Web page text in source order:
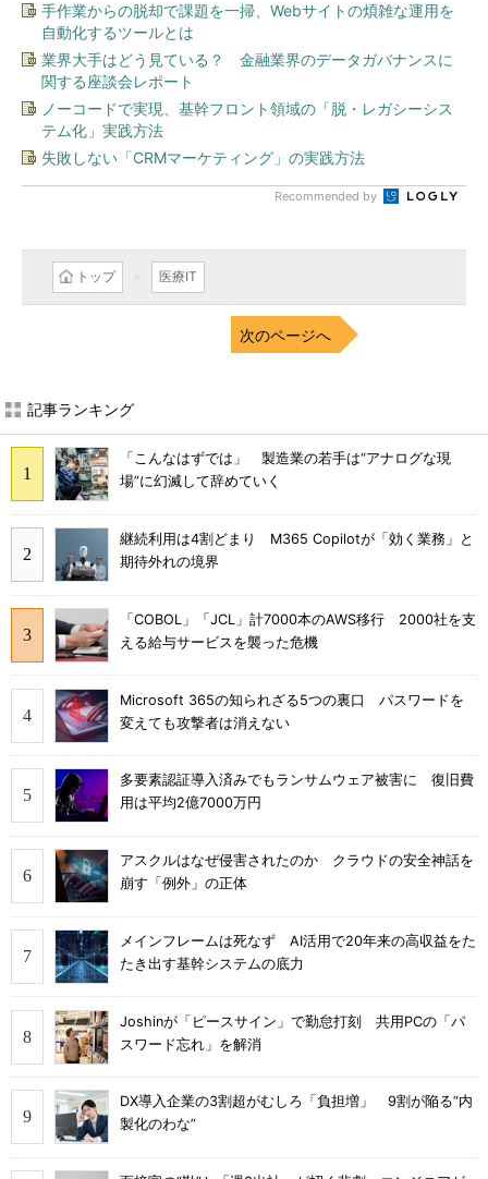
手作業からの脱却で課題を一掃、Webサイトの煩雑な運用を
自動化するツールとは
業界大手はどう見ている？ 金融業界のデータガバナンスに
関する座談会レポート
ノーコードで実現、基幹フロント領域の「脱・レガシーシス
テム化」実践方法
失敗しない「CRMマーケティング」の実践方法
Recommended by
トップ 医療IT
次のページへ
記事ランキング
「こんなはずでは」 製造業の若手は“アナログな現
場”に幻滅して辞めていく
継続利用は4割どまり M365 Copilotが「効く業務」と
期待外れの境界
「COBOL」「JCL」計7000本のAWS移行 2000社を支
える給与サービスを襲った危機
Microsoft 365の知られざる5つの裏口 パスワードを
変えても攻撃者は消えない
多要素認証導入済みでもランサムウェア被害に 復旧費
用は平均2億7000万円
アスクルはなぜ侵害されたのか クラウドの安全神話を
崩す「例外」の正体
メインフレームは死なず AI活用で20年来の高収益をた
たき出す基幹システムの底力
Joshinが「ピースサイン」で勤怠打刻 共用PCの「パ
スワード忘れ」を解消
DX導入企業の3割超がむしろ「負担増」 9割が陥る“内
製化のわな”